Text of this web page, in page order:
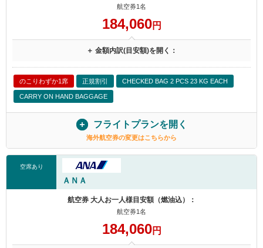
航空券1名
184,060円
＋ 金額内訳(目安額)を開く：
のこりわずか1席 正規割引 CHECKED BAG 2 PCS 23 KG EACH
CARRY ON HAND BAGGAGE
フライトプランを開く
海外航空券の変更はこちらから
空席あり
ＡＮＡ
航空券 大人お一人様目安額（燃油込）：
航空券1名
184,060円